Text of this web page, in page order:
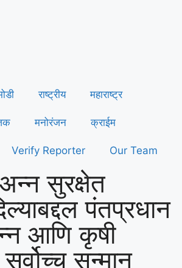
राष्ट्रीय महाराष्ट्र
मनोरंजन क्राईम
Verify Reporter Our Team
सुरक्षेत
पंतप्रधान
आणि कृषी
सन्मान